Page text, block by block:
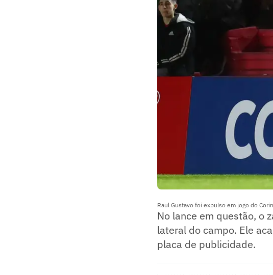
Raul Gustavo foi expulso em jogo do
No lance em questão, o
lateral do campo. Ele
placa de publicidade.